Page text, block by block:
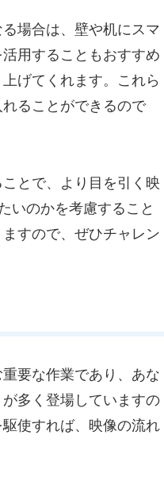
場合は、壁や机にスマ
用することもおすすめ
げてくれます。これら
ることができるので
とで、より目を引く映
いのかを考慮すること
すので、ぜひチャレン
要な作業であり、あな
多く登場していますの
使すれば、映像の流れ